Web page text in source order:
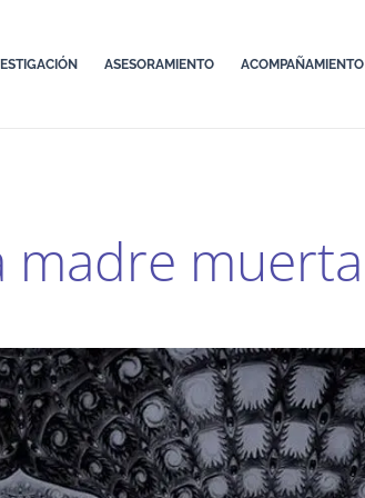
ASESORAMIENTO ACOMPAÑAMIENTO
madre muerta